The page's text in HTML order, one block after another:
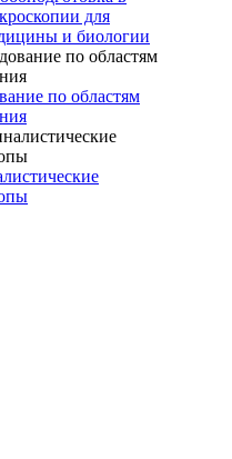
для
и биологии
по областям